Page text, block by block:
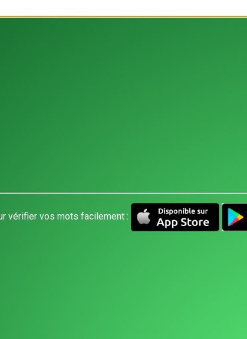
vérifier vos mots facilement :